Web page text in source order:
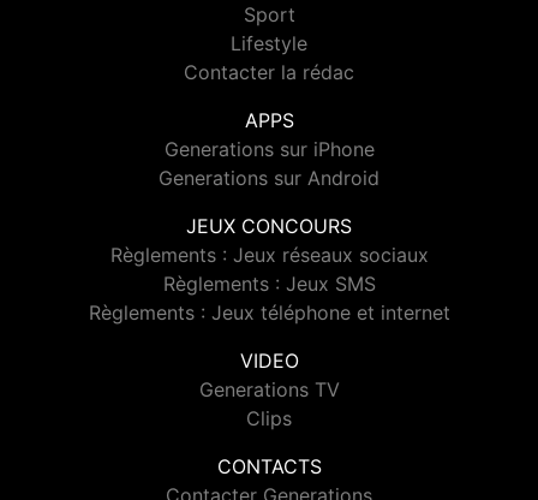
Sport
Lifestyle
Contacter la rédac
APPS
Generations sur iPhone
Generations sur Android
JEUX CONCOURS
Règlements : Jeux réseaux sociaux
Règlements : Jeux SMS
Règlements : Jeux téléphone et internet
VIDEO
Generations TV
Clips
CONTACTS